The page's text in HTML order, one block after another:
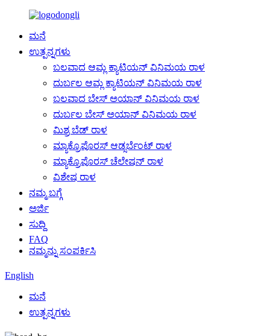
ಮನೆ
ಉತ್ಪನ್ನಗಳು
ಬಲವಾದ ಆಮ್ಲ ಕ್ಯಾಟಿಯನ್ ವಿನಿಮಯ ರಾಳ
ದುರ್ಬಲ ಆಮ್ಲ ಕ್ಯಾಟಿಯನ್ ವಿನಿಮಯ ರಾಳ
ಬಲವಾದ ಬೇಸ್ ಅಯಾನ್ ವಿನಿಮಯ ರಾಳ
ದುರ್ಬಲ ಬೇಸ್ ಅಯಾನ್ ವಿನಿಮಯ ರಾಳ
ಮಿಶ್ರ ಬೆಡ್ ರಾಳ
ಮ್ಯಾಕ್ರೊಪೊರಸ್ ಆಡ್ಸರ್ಬೆಂಟ್ ರಾಳ
ಮ್ಯಾಕ್ರೊಪೊರಸ್ ಚೆಲೇಷನ್ ರಾಳ
ವಿಶೇಷ ರಾಳ
ನಮ್ಮ ಬಗ್ಗೆ
ಅರ್ಜಿ
ಸುದ್ದಿ
FAQ
ನಮ್ಮನ್ನು ಸಂಪರ್ಕಿಸಿ
English
ಮನೆ
ಉತ್ಪನ್ನಗಳು